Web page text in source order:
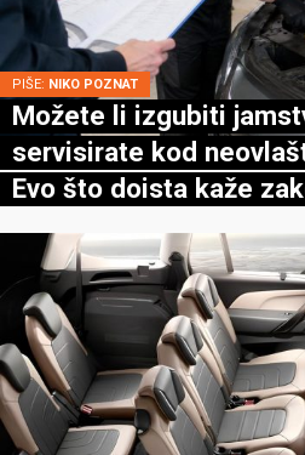
PIŠE: NIKO POZNAT
Možete li izgubiti
servisirate kod
Evo što doista kaže